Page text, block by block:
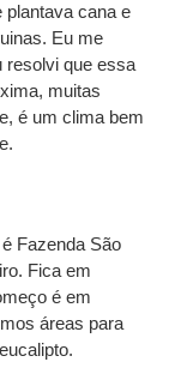
plantava cana e
Eu me
resolvi que essa
muitas
é um clima bem
Fazenda São
Fica em
é em
áreas para